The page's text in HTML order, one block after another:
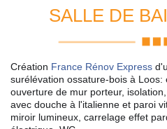
SALLE DE
Création France Rénov Express
surélévation ossature-bois à Loos:
ouverture de mur porteur,
avec douche à l'italienne et paroi
miroir lumineux, carrelage effet